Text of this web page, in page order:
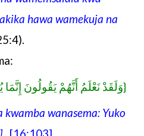
hawa wamekuja na
وَلَقَدْ نَعْلَمُ أَنَّهُمْ يَقُولُونَ إِنَّمَا يُعَلِّمُهُ بَشَرٌ} النحل:103}
wanasema: Yuko